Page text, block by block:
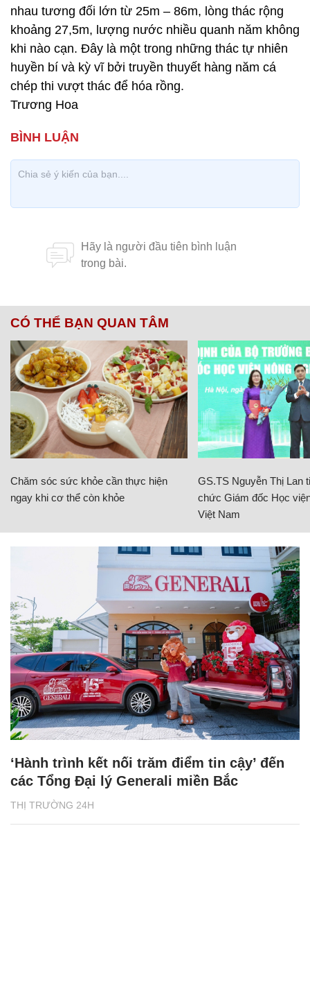
nhau tương đối lớn từ 25m – 86m, lòng thác rộng
khoảng 27,5m, lượng nước nhiều quanh năm không
khi nào cạn. Đây là một trong những thác tự nhiên
huyền bí và kỳ vĩ bởi truyền thuyết hàng năm cá
chép thi vượt thác để hóa rồng.
Trương Hoa
CÓ THỂ BẠN QUAN TÂM
Chăm sóc sức khỏe cần thực hiện
ngay khi cơ thể còn khỏe
GS.TS Nguyễn Thị Lan
chức Giám đốc Học
Việt Nam
THỊ TRƯỜNG 24H
‘Hành trình kết nối trăm điểm tin cậy’ đến
các Tổng Đại lý Generali miền Bắc